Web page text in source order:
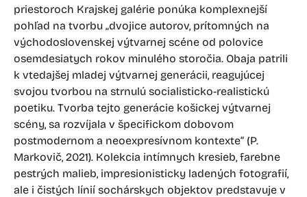
priestoroch Krajskej galérie ponúka komplexnejší
pohľad na tvorbu „dvojice autorov, prítomných na
východoslovenskej výtvarnej scéne od polovice
osemdesiatych rokov minulého storočia. Obaja patrili
k vtedajšej mladej výtvarnej generácii, reagujúcej
svojou tvorbou na strnulú socialisticko-realistickú
poetiku. Tvorba tejto generácie košickej výtvarnej
scény, sa rozvíjala v špecifickom dobovom
postmodernom a neoexpresívnom kontexte“ (P.
Markovič, 2021). Kolekcia intímnych kresieb, farebne
pestrých malieb, impresionisticky ladených fotografií,
ale i čistých línií sochárskych objektov predstavuje v